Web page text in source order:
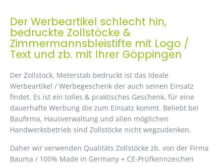
Der Werbeartikel schlecht hin,
bedruckte Zollstöcke &
Zimmermannsbleistifte mit Logo /
Text und zb. mit Ihrer Göppingen
Der Zollstock, Meterstab bedruckt ist das Ideale
Werbeartikel / Werbegeschenk der auch seinen Einsatz
findet. Es ist ein tolles & praktisches Geschenk, für eine
dauerhafte Werbung die zum Einsatz kommt. Beliebt bei
Baufirma, Hausverwaltung und allen möglichen
Handwerksbetrieb sind Zollstöcke nicht wegzudenken.
Daher wir verwenden Qualitäts Zollstöcke zb. von der Firma
Bauma / 100% Made in Germany + CE-Prüfkennzeichen